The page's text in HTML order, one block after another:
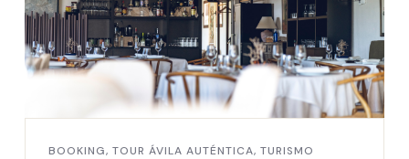
BOOKING, TOUR ÁVILA AUTÉNTICA, TURISMO